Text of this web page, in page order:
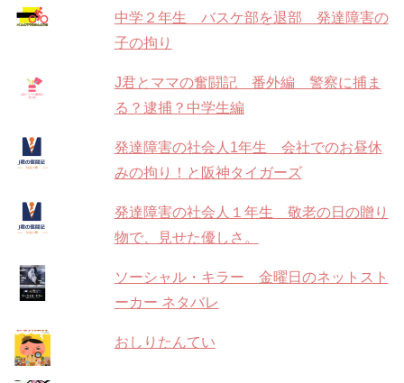
中学２年生 バスケ部を退部 発達障害の
子の拘り
J君とママの奮闘記 番外編 警察に捕ま
る？逮捕？中学生編
発達障害の社会人1年生 会社でのお昼休
みの拘り！と阪神タイガーズ
発達障害の社会人１年生 敬老の日の贈り
物で、見せた優しさ。
ソーシャル・キラー 金曜日のネットスト
ーカー ネタバレ
おしりたんてい